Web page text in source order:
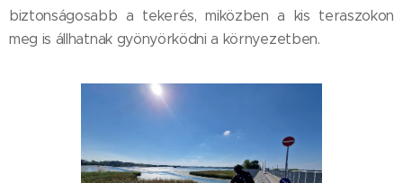
biztonságosabb a tekerés, miközben a kis teraszokon
meg is állhatnak gyönyörködni a környezetben.